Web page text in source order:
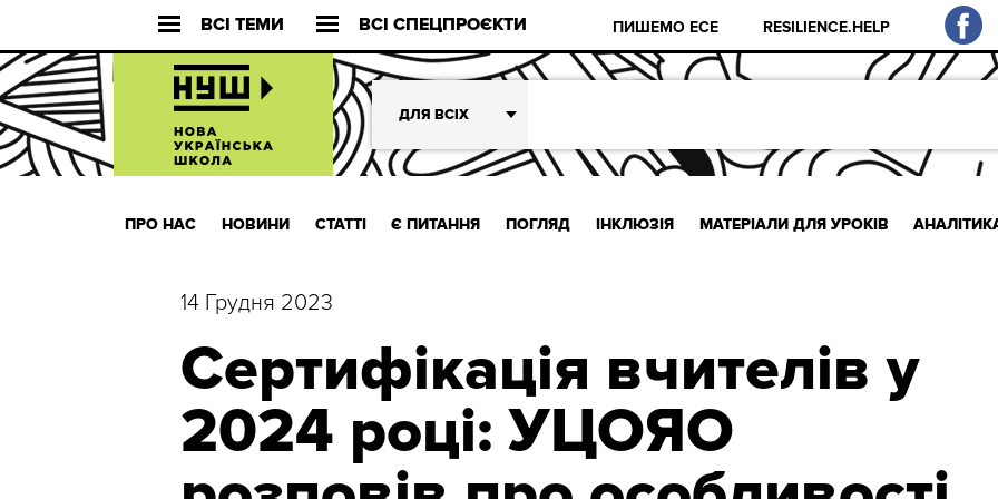
ВСІ ТЕМИ ВСІ СПЕЦПРОЄКТИ ПИШЕМО ЕСЕ RESILIENCE.HELP
ДЛЯ ВСІХ
ПРО НАС НОВИНИ СТАТТІ Є ПИТАННЯ ПОГЛЯД ІНКЛЮЗІЯ МАТЕРІАЛИ ДЛЯ УРОКІВ
14 Грудня 2023
Сертифікація вчителів у
2024 році: УЦОЯО